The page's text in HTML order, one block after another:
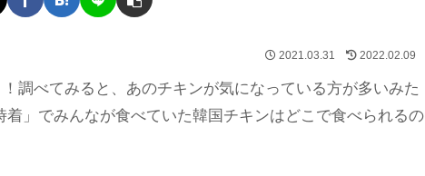
2021.03.31 2022.02.09
！調べてみると、あのチキンが気になっている方が多いみた
」でみんなが食べていた韓国チキンはどこで食べられるの